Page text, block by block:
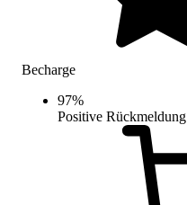
Becharge
97%
Positive Rückmeldung